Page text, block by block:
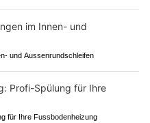
und Aussenrundschleifen
für Ihre Fussbodenheizung